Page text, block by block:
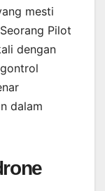
mesti
Pilot
dengan
dalam